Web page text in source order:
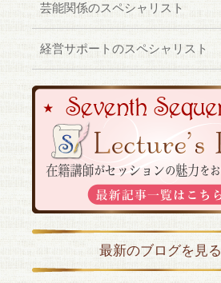
芸能関係のスペシャリスト
経営サポートのスペシャリスト
最新のブログを見る